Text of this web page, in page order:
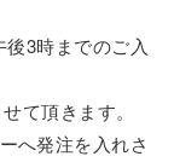
後3時までのご入
て頂きます。
へ発注を入れさ